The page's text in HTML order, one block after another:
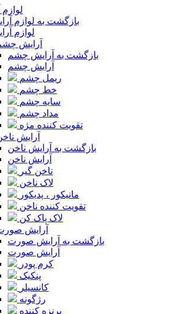
بازگشت به لوازم
لوازم
آرایش
بازگشت به آرایش چشم
آرایش چشم
ریمل چشم
خط چشم
سایه چشم
مداد چشم
تقویت کننده مژه
آرایش
بازگشت به آرایش ناخن
آرایش ناخن
ناخن گیر
لاک ناخن
مانیکور ، پدیکور
تقویت کننده ناخن
لاک پاک کن
آرایش
بازگشت به آرایش صورت
آرایش صورت
کرم پودر
پنکیک
کانسیلر
رژگونه
برنزه کننده